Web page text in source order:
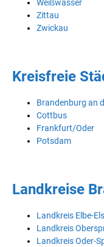
Weißwasser
Zittau
Zwickau
Kreisfreie
Brandenburg an
Cottbus
Frankfurt/Oder
Potsdam
Landkreise
Landkreis Elbe-
Landkreis
Landkreis Oder-